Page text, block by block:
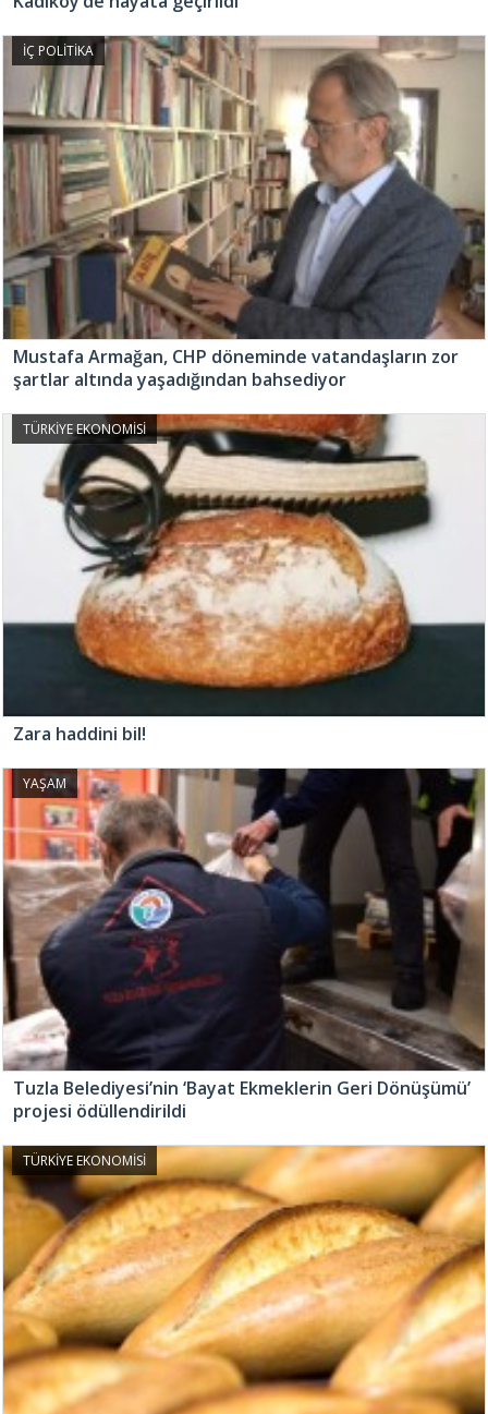
İÇ POLİTİKA
Mustafa Armağan, CHP döneminde vatandaşların zor
şartlar altında yaşadığından bahsediyor
TÜRKİYE EKONOMİSİ
Zara haddini bil!
YAŞAM
Tuzla Belediyesi’nin ‘Bayat Ekmeklerin Geri Dönüşümü’
projesi ödüllendirildi
TÜRKİYE EKONOMİSİ